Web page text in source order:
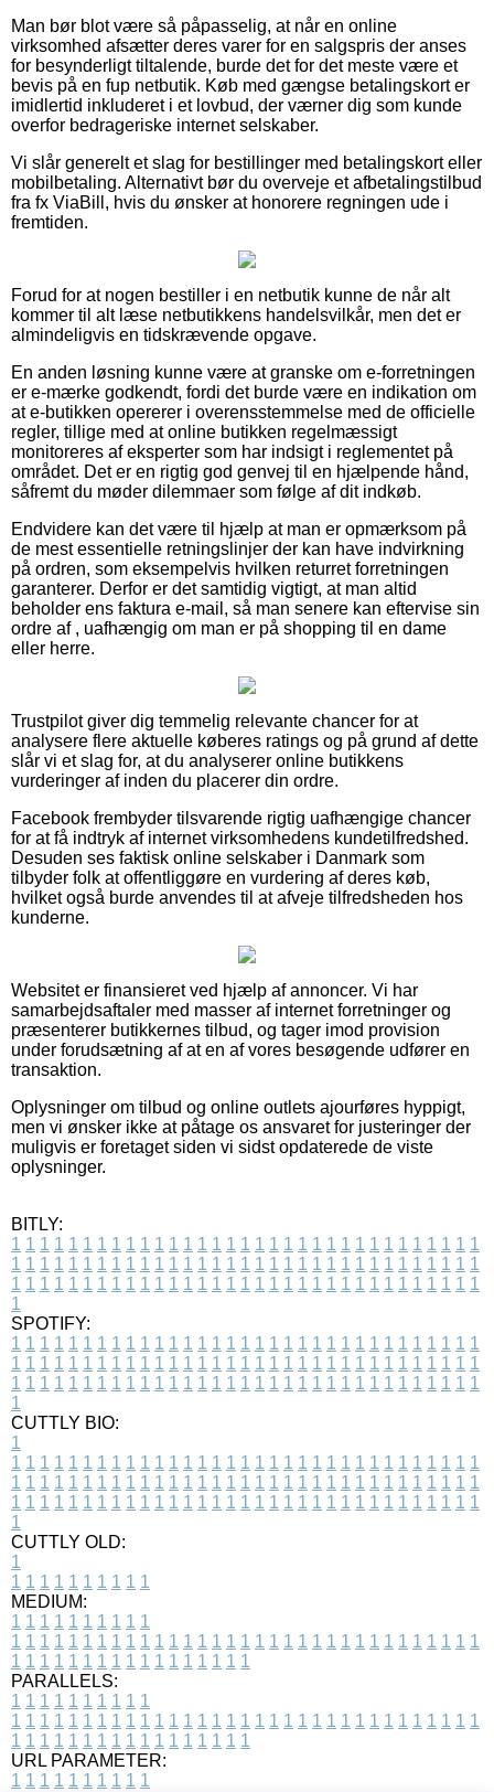
Man bør blot være så påpasselig, at når en online
virksomhed afsætter deres varer for en salgspris der anses
for besynderligt tiltalende, burde det for det meste være et
bevis på en fup netbutik. Køb med gængse betalingskort er
imidlertid inkluderet i et lovbud, der værner dig som kunde
overfor bedrageriske internet selskaber.
Vi slår generelt et slag for bestillinger med betalingskort eller
mobilbetaling. Alternativt bør du overveje et afbetalingstilbud
fra fx ViaBill, hvis du ønsker at honorere regningen ude i
fremtiden.
Forud for at nogen bestiller i en netbutik kunne de når alt
kommer til alt læse netbutikkens handelsvilkår, men det er
almindeligvis en tidskrævende opgave.
En anden løsning kunne være at granske om e-forretningen
er e-mærke godkendt, fordi det burde være en indikation om
at e-butikken opererer i overensstemmelse med de officielle
regler, tillige med at online butikken regelmæssigt
monitoreres af eksperter som har indsigt i reglementet på
området. Det er en rigtig god genvej til en hjælpende hånd,
såfremt du møder dilemmaer som følge af dit indkøb.
Endvidere kan det være til hjælp at man er opmærksom på
de mest essentielle retningslinjer der kan have indvirkning
på ordren, som eksempelvis hvilken returret forretningen
garanterer. Derfor er det samtidig vigtigt, at man altid
beholder ens faktura e-mail, så man senere kan eftervise sin
ordre af , uafhængig om man er på shopping til en dame
eller herre.
Trustpilot giver dig temmelig relevante chancer for at
analysere flere aktuelle køberes ratings og på grund af dette
slår vi et slag for, at du analyserer online butikkens
vurderinger af inden du placerer din ordre.
Facebook frembyder tilsvarende rigtig uafhængige chancer
for at få indtryk af internet virksomhedens kundetilfredshed.
Desuden ses faktisk online selskaber i Danmark som
tilbyder folk at offentliggøre en vurdering af deres køb,
hvilket også burde anvendes til at afveje tilfredsheden hos
kunderne.
Websitet er finansieret ved hjælp af annoncer. Vi har
samarbejdsaftaler med masser af internet forretninger og
præsenterer butikkernes tilbud, og tager imod provision
under forudsætning af at en af vores besøgende udfører en
transaktion.
Oplysninger om tilbud og online outlets ajourføres hyppigt,
men vi ønsker ikke at påtage os ansvaret for justeringer der
muligvis er foretaget siden vi sidst opdaterede de viste
oplysninger.
BITLY:
1 1 1 1 1 1 1 1 1 1 1 1 1 1 1 1 1 1 1 1 1 1 1 1 1 1 1 1 1 1 1 1 1
1 1 1 1 1 1 1 1 1 1 1 1 1 1 1 1 1 1 1 1 1 1 1 1 1 1 1 1 1 1 1 1 1
1 1 1 1 1 1 1 1 1 1 1 1 1 1 1 1 1 1 1 1 1 1 1 1 1 1 1 1 1 1 1 1 1
1
SPOTIFY:
1 1 1 1 1 1 1 1 1 1 1 1 1 1 1 1 1 1 1 1 1 1 1 1 1 1 1 1 1 1 1 1 1
1 1 1 1 1 1 1 1 1 1 1 1 1 1 1 1 1 1 1 1 1 1 1 1 1 1 1 1 1 1 1 1 1
1 1 1 1 1 1 1 1 1 1 1 1 1 1 1 1 1 1 1 1 1 1 1 1 1 1 1 1 1 1 1 1 1
1
CUTTLY BIO:
1
1 1 1 1 1 1 1 1 1 1 1 1 1 1 1 1 1 1 1 1 1 1 1 1 1 1 1 1 1 1 1 1 1
1 1 1 1 1 1 1 1 1 1 1 1 1 1 1 1 1 1 1 1 1 1 1 1 1 1 1 1 1 1 1 1 1
1 1 1 1 1 1 1 1 1 1 1 1 1 1 1 1 1 1 1 1 1 1 1 1 1 1 1 1 1 1 1 1 1
1
CUTTLY OLD:
1
1 1 1 1 1 1 1 1 1 1
MEDIUM:
1 1 1 1 1 1 1 1 1 1
1 1 1 1 1 1 1 1 1 1 1 1 1 1 1 1 1 1 1 1 1 1 1 1 1 1 1 1 1 1 1 1 1
1 1 1 1 1 1 1 1 1 1 1 1 1 1 1 1 1
PARALLELS:
1 1 1 1 1 1 1 1 1 1
1 1 1 1 1 1 1 1 1 1 1 1 1 1 1 1 1 1 1 1 1 1 1 1 1 1 1 1 1 1 1 1 1
1 1 1 1 1 1 1 1 1 1 1 1 1 1 1 1 1
URL PARAMETER:
1 1 1 1 1 1 1 1 1 1